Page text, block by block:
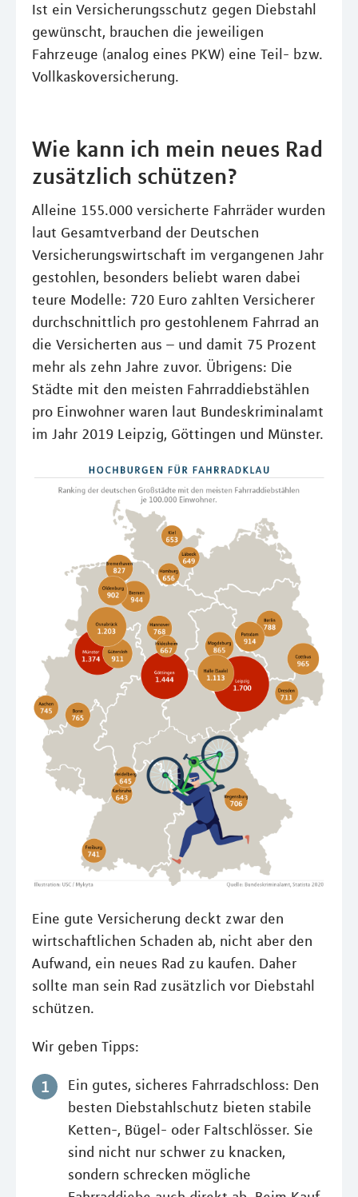
Ist ein Versicherungsschutz gegen Diebstahl
gewünscht, brauchen die jeweiligen
Fahrzeuge (analog eines PKW) eine Teil- bzw.
Vollkaskoversicherung.
Wie kann ich mein neues Rad
zusätzlich schützen?
Alleine 155.000 versicherte Fahrräder wurden
laut Gesamtverband der Deutschen
Versicherungswirtschaft im vergangenen Jahr
gestohlen, besonders beliebt waren dabei
teure Modelle: 720 Euro zahlten Versicherer
durchschnittlich pro gestohlenem Fahrrad an
die Versicherten aus – und damit 75 Prozent
mehr als zehn Jahre zuvor. Übrigens: Die
Städte mit den meisten Fahrraddiebstählen
pro Einwohner waren laut Bundeskriminalamt
im Jahr 2019 Leipzig, Göttingen und Münster.
Eine gute Versicherung deckt zwar den
wirtschaftlichen Schaden ab, nicht aber den
Aufwand, ein neues Rad zu kaufen. Daher
sollte man sein Rad zusätzlich vor Diebstahl
schützen.
Wir geben Tipps:
Ein gutes, sicheres Fahrradschloss: Den
besten Diebstahlschutz bieten stabile
Ketten-, Bügel- oder Faltschlösser. Sie
sind nicht nur schwer zu knacken,
sondern schrecken mögliche